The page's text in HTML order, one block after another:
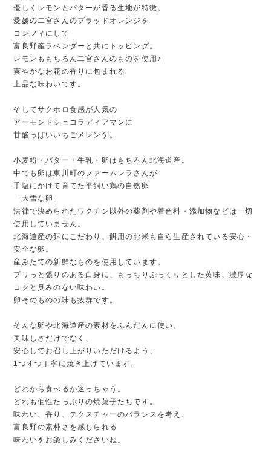
優しくレモンとバターが香る生地が特徴。
愛媛の二宮さんのブラッドオレンジを
コンフィにして
富良野産ラベンダーと共にトッピング。
レモンももちろん二宮さんのものを使用♪
爽やかなお花の香りに包まれる
上品な味わいです。
そしてサクホロ食感が人気の
アーモンドショコラディアマンに
甘酸っぱいいちごメレンゲ。
小麦粉・バター・牛乳・卵はもちろん北海道産。
中でも卵は東川町のファームレラさんが
手塩にかけて育てた平飼い鶏の自然卵
「大雪な卵」
法律で決められたワクチン以外の薬剤や着色料・添加物などは一切
使用していません。
北海道産の餌にこだわり、餌用のお米も自ら生産されている安心・
安全な卵。
産みたての新鮮なものを使用しています。
プリっと張りのある白身に、もっちりぷっくりとした黄味、濃厚な
コクと臭みのない味わい。
卵そのものの味も抜群です。
そんな卵や北海道産の素材をふんだんに使い、
美味しさだけでなく、
安心してお召し上がりいただけるよう、
1つずつ丁寧に焼き上げています。
どれから食べるか迷っちゃう。
どれも個性たっぷりの焼菓子たちです。
味わい、香り、テクスチャーのバランスを考え、
富良野の素朴さを感じられる
味わいをお楽しみくださいね。